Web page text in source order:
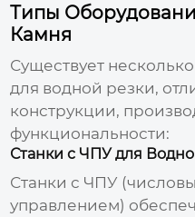
Типы
Камня
Существует
для водной резки,
конструкции,
функциональности:
Станки с ЧПУ для
Станки с ЧПУ
управлением)